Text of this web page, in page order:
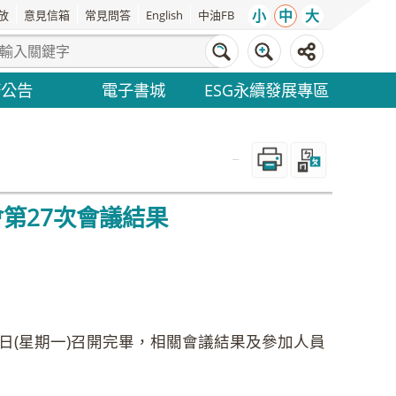
意見信箱 常見問答 English 中油FB 小 中 大
告 電子書城 ESG永續發展專區
27次會議結果
(星期一)召開完畢，相關會議結果及參加人員